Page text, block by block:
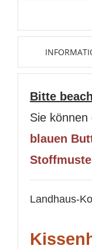
Bitte
Sie können
blauen
Landhaus-